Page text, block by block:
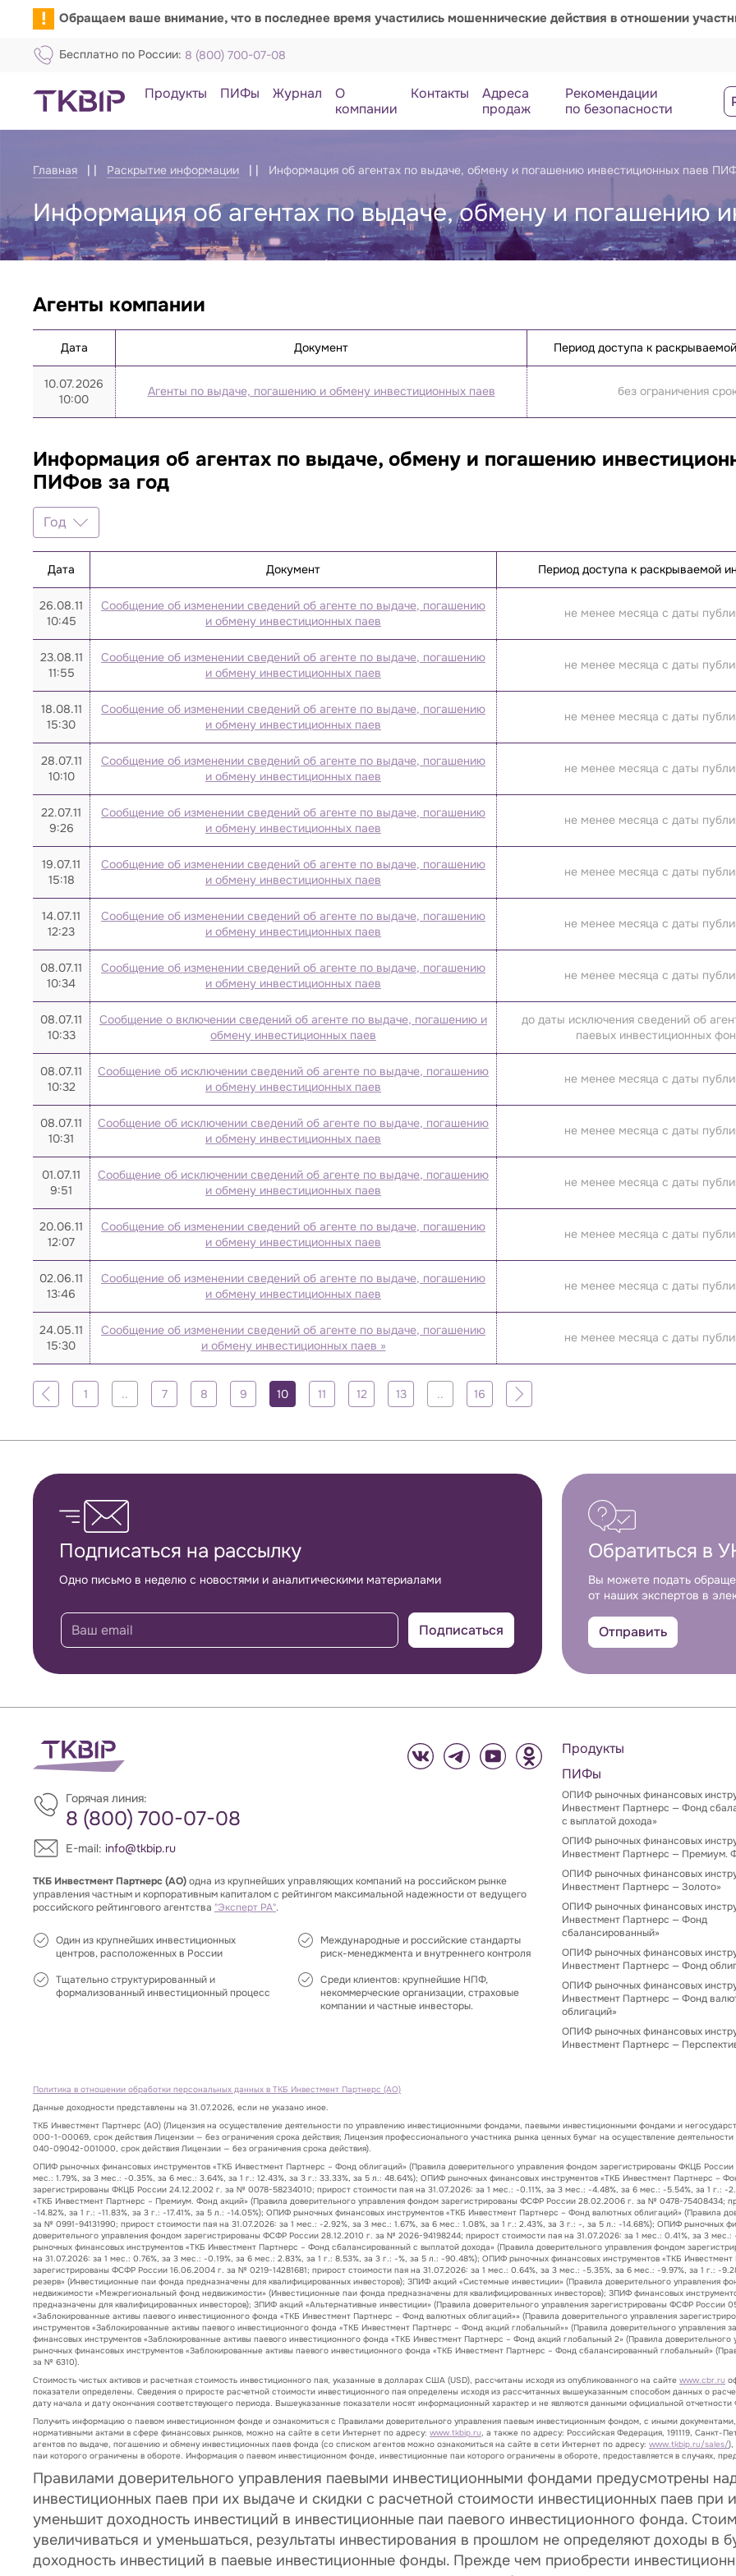
! Обращаем ваше внимание, что в последнее время участились мошеннические действия в отношении
Бесплатно по России: 8 (800) 700-07-08
Продукты ПИФы Журнал
О
компании
Контакты
Адреса
продаж
Рекомендации
по безопасности
Главная Раскрытие информации Информация об агентах по выдаче, обмену и погашению инвестиционных паев
Информация об агентах по выдаче, обмену и погашению
Отчёты
Агенты компании
Дата Документ Период доступа к
10.07.2026
10:00
Агенты по выдаче, погашению и обмену инвестиционных паев без ограничения
Информация об агентах по выдаче, обмену и погашению
ПИФов за год
Год
Год
2026
2025
2021
2020
2019
2018
2016
2014
2012
2010
2008
Дата Документ Период доступа к раскрываемой
26.08.11
10:45
Сообщение об изменении сведений об агенте по выдаче, погашению
и обмену инвестиционных паев
не менее месяца с даты
23.08.11
11:55
Сообщение об изменении сведений об агенте по выдаче, погашению
и обмену инвестиционных паев
не менее месяца с даты
18.08.11
15:30
Сообщение об изменении сведений об агенте по выдаче, погашению
и обмену инвестиционных паев
не менее месяца с даты
28.07.11
10:10
Сообщение об изменении сведений об агенте по выдаче, погашению
и обмену инвестиционных паев
не менее месяца с даты
22.07.11
9:26
Сообщение об изменении сведений об агенте по выдаче, погашению
и обмену инвестиционных паев
не менее месяца с даты
19.07.11
15:18
Сообщение об изменении сведений об агенте по выдаче, погашению
и обмену инвестиционных паев
не менее месяца с даты
14.07.11
12:23
Сообщение об изменении сведений об агенте по выдаче, погашению
и обмену инвестиционных паев
не менее месяца с даты
08.07.11
10:34
Сообщение об изменении сведений об агенте по выдаче, погашению
и обмену инвестиционных паев
не менее месяца с даты
08.07.11
10:33
Сообщение о включении сведений об агенте по выдаче, погашению и
обмену инвестиционных паев
до даты исключения сведений об
паевых инвестиционных
08.07.11
10:32
Сообщение об исключении сведений об агенте по выдаче, погашению
и обмену инвестиционных паев
не менее месяца с даты
08.07.11
10:31
Сообщение об исключении сведений об агенте по выдаче, погашению
и обмену инвестиционных паев
не менее месяца с даты
01.07.11
9:51
Сообщение об исключении сведений об агенте по выдаче, погашению
и обмену инвестиционных паев
не менее месяца с даты
20.06.11
12:07
Сообщение об изменении сведений об агенте по выдаче, погашению
и обмену инвестиционных паев
не менее месяца с даты
02.06.11
13:46
Сообщение об изменении сведений об агенте по выдаче, погашению
и обмену инвестиционных паев
не менее месяца с даты
24.05.11
15:30
Сообщение об изменении сведений об агенте по выдаче, погашению
и обмену инвестиционных паев »
не менее месяца с даты
1 .. 7 8 9 10 11 12 13 .. 16
Обратная связь
Подписаться на рассылку
Одно письмо в неделю с новостями и аналитическими материалами
Подписаться
Обратиться в
Вы можете подать
от наших экспертов в
Отправить
Горячая линия:
8 (800) 700-07-08
E-mail: info@tkbip.ru
ТКБ Инвестмент Партнерс (АО)одна из крупнейших управляющих компаний на российском рынке
управления частным и корпоративным капиталом с рейтингом максимальной надежности от ведущего
российского рейтингового агентства "Эксперт РА".
Один из крупнейших инвестиционных
центров, расположенных в России
Тщательно структурированный и
формализованный инвестиционный процесс
Международные и российские стандарты
риск-менеджмента и внутреннего контроля
Среди клиентов: крупнейшие НПФ,
некоммерческие организации, страховые
компании и частные инвесторы.
Продукты
ПИФы
ОПИФ рыночных финансовых
Инвестмент Партнерс — Фонд
с выплатой дохода»
ОПИФ рыночных финансовых
Инвестмент Партнерс — Премиум.
ОПИФ рыночных финансовых
Инвестмент Партнерс — Золото»
ОПИФ рыночных финансовых
Инвестмент Партнерс — Фонд
сбалансированный»
ОПИФ рыночных финансовых
Инвестмент Партнерс — Фонд
ОПИФ рыночных финансовых
Инвестмент Партнерс — Фонд
облигаций»
ОПИФ рыночных финансовых
Инвестмент Партнерс —
Политика в отношении обработки персональных данных в ТКБ Инвестмент Партнерс (АО)
Данные доходности представлены на 31.07.2026, если не указано иное.
ТКБ Инвестмент Партнерс (АО) (Лицензия на осуществление деятельности по управлению инвестиционными фондами, паевыми инвестиционными фондами и
000-1-00069, срок действия Лицензии — без ограничения срока действия; Лицензия профессионального участника рынка ценных бумаг на осуществление
040-09042-001000, срок действия Лицензии — без ограничения срока действия).
ОПИФ рыночных финансовых инструментов «ТКБ Инвестмент Партнерс – Фонд облигаций» (Правила доверительного управления фондом зарегистрированы ФКЦБ
мес.: 1.79%, за 3 мес.: -0.35%, за 6 мес.: 3.64%, за 1 г.: 12.43%, за 3 г.: 33.33%, за 5 л.: 48.64%); ОПИФ рыночных финансовых инструментов «ТКБ Инвестмент Партнерс –
зарегистрированы ФКЦБ России 24.12.2002 г. за № 0078-58234010; прирост стоимости пая на 31.07.2026: за 1 мес.: -0.11%, за 3 мес.: -4.48%, за 6 мес.: -5.54%, за 1 г.:
«ТКБ Инвестмент Партнерс – Премиум. Фонд акций» (Правила доверительного управления фондом зарегистрированы ФСФР России 28.02.2006 г. за № 0478-75408434;
-14.82%, за 1 г.: -11.83%, за 3 г.: -17.41%, за 5 л.: -14.05%); ОПИФ рыночных финансовых инструментов «ТКБ Инвестмент Партнерс – Фонд валютных облигаций» (Правила
за № 0991-94131990; прирост стоимости пая на 31.07.2026: за 1 мес.: -2.92%, за 3 мес.: 1.67%, за 6 мес.: 1.08%, за 1 г.: 2.43%, за 3 г.: -, за 5 л.: -14.68%); ОПИФ рыночных
доверительного управления фондом зарегистрированы ФСФР России 28.12.2010 г. за № 2026-94198244; прирост стоимости пая на 31.07.2026: за 1 мес.: 0.41%, за 3 мес.:
рыночных финансовых инструментов «ТКБ Инвестмент Партнерс – Фонд сбалансированный с выплатой дохода» (Правила доверительного управления фондом
на 31.07.2026: за 1 мес.: 0.76%, за 3 мес.: -0.19%, за 6 мес.: 2.83%, за 1 г.: 8.53%, за 3 г.: -%, за 5 л.: -90.48%); ОПИФ рыночных финансовых инструментов «ТКБ
зарегистрированы ФСФР России 16.06.2004 г. за № 0219-14281681; прирост стоимости пая на 31.07.2026: за 1 мес.: 0.64%, за 3 мес.: -5.35%, за 6 мес.: -9.97%, за 1 г.: -
резерв» (Инвестиционные паи фонда предназначены для квалифицированных инвесторов); ЗПИФ акций «Системные инвестиции» (Правила доверительного
недвижимости «Межрегиональный фонд недвижимости» (Инвестиционные паи фонда предназначены для квалифицированных инвесторов); ЗПИФ финансовых
предназначены для квалифицированных инвесторов); ЗПИФ акций «Альтернативные инвестиции» (Правила доверительного управления зарегистрированы ФСФР
«Заблокированные активы паевого инвестиционного фонда «ТКБ Инвестмент Партнерс – Фонд валютных облигаций»» (Правила доверительного управления
инструментов «Заблокированные активы паевого инвестиционного фонда «ТКБ Инвестмент Партнерс – Фонд акций глобальный»» (Правила доверительного
финансовых инструментов «Заблокированные активы паевого инвестиционного фонда «ТКБ Инвестмент Партнерс – Фонд акций глобальный 2» (Правила
рыночных финансовых инструментов «Заблокированные активы паевого инвестиционного фонда «ТКБ Инвестмент Партнерс – Фонд сбалансированный глобальный»
за № 6310).
Стоимость чистых активов и расчетная стоимость инвестиционного пая, указанные в долларах США (USD), рассчитаны исходя из опубликованного на сайте www.cbr.ru
показатели определены. Сведения о приросте расчетной стоимости инвестиционного пая определены исходя из рассчитанных вышеуказанным способом данных о
дату начала и дату окончания соответствующего периода. Вышеуказанные показатели носят информационный характер и не являются данными официальной отчетности
Получить информацию о паевом инвестиционном фонде и ознакомиться с Правилами доверительного управления паевым инвестиционным фондом, с иными
нормативными актами в сфере финансовых рынков, можно на сайте в сети Интернет по адресу: www.tkbip.ru, а также по адресу: Российская Федерация, 191119, Санкт-
агентов по выдаче, погашению и обмену инвестиционных паев фонда (со списком агентов можно ознакомиться на сайте в сети Интернет по адресу: www.tkbip.ru/sales/),
паи которого ограничены в обороте. Информация о паевом инвестиционном фонде, инвестиционные паи которого ограничены в обороте, предоставляется в случаях,
Правилами доверительного управления паевыми инвестиционными фондами предусмотрены
инвестиционных паев при их выдаче и скидки с расчетной стоимости инвестиционных паев при
уменьшит доходность инвестиций в инвестиционные паи паевого инвестиционного фонда.
увеличиваться и уменьшаться, результаты инвестирования в прошлом не определяют доходы в
доходность инвестиций в паевые инвестиционные фонды. Прежде чем приобрести